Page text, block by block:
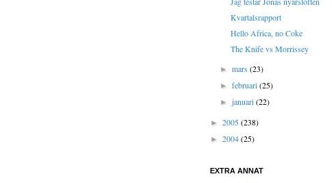
Kvartalsrapport
Hello Africa, no Coke
The Knife vs Morrissey
►mars(23)
►februari(25)
►januari(22)
► 2005(238)
► 2004(25)
EXTRA ANNAT